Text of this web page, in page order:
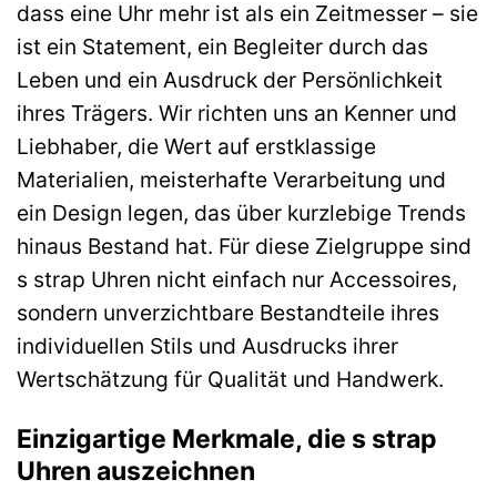
dass eine Uhr mehr ist als ein Zeitmesser – sie
ist ein Statement, ein Begleiter durch das
Leben und ein Ausdruck der Persönlichkeit
ihres Trägers. Wir richten uns an Kenner und
Liebhaber, die Wert auf erstklassige
Materialien, meisterhafte Verarbeitung und
ein Design legen, das über kurzlebige Trends
hinaus Bestand hat. Für diese Zielgruppe sind
s strap Uhren nicht einfach nur Accessoires,
sondern unverzichtbare Bestandteile ihres
individuellen Stils und Ausdrucks ihrer
Wertschätzung für Qualität und Handwerk.
Einzigartige Merkmale, die s strap
Uhren auszeichnen